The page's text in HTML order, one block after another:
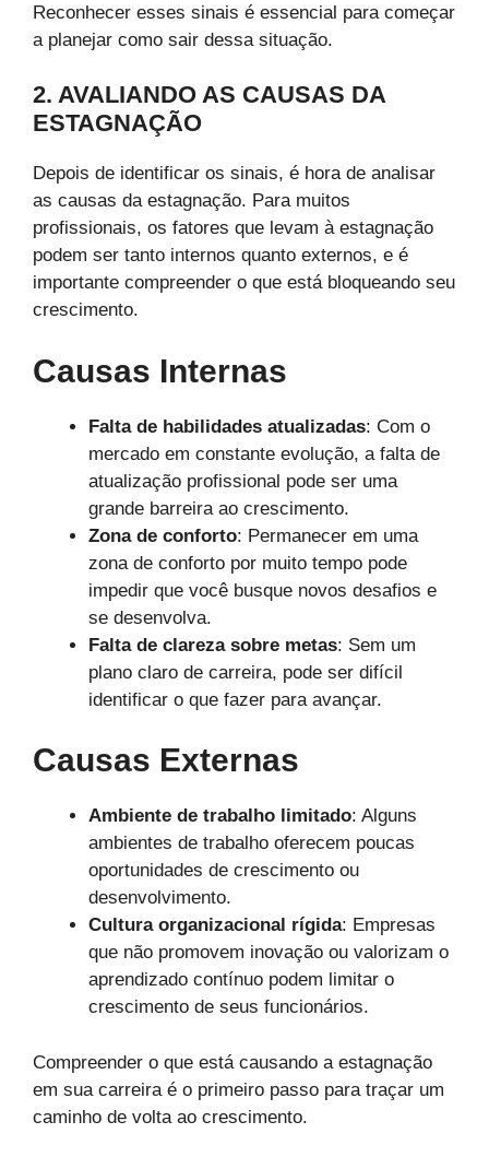
Reconhecer esses sinais é essencial para começar
a planejar como sair dessa situação.
2. AVALIANDO AS CAUSAS DA
ESTAGNAÇÃO
Depois de identificar os sinais, é hora de analisar
as causas da estagnação. Para muitos
profissionais, os fatores que levam à estagnação
podem ser tanto internos quanto externos, e é
importante compreender o que está bloqueando seu
crescimento.
Causas Internas
Falta de habilidades atualizadas: Com o
mercado em constante evolução, a falta de
atualização profissional pode ser uma
grande barreira ao crescimento.
Zona de conforto: Permanecer em uma
zona de conforto por muito tempo pode
impedir que você busque novos desafios e
se desenvolva.
Falta de clareza sobre metas: Sem um
plano claro de carreira, pode ser difícil
identificar o que fazer para avançar.
Causas Externas
Ambiente de trabalho limitado: Alguns
ambientes de trabalho oferecem poucas
oportunidades de crescimento ou
desenvolvimento.
Cultura organizacional rígida: Empresas
que não promovem inovação ou valorizam o
aprendizado contínuo podem limitar o
crescimento de seus funcionários.
Compreender o que está causando a estagnação
em sua carreira é o primeiro passo para traçar um
caminho de volta ao crescimento.